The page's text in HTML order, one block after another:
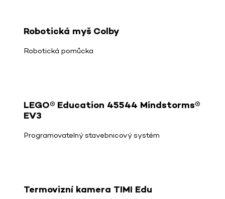
Robotická myš Colby
Robotická pomůcka
LEGO® Education 45544 Mindstorms®
EV3
Programovatelný stavebnicový systém
Termovizní kamera TIMI Edu